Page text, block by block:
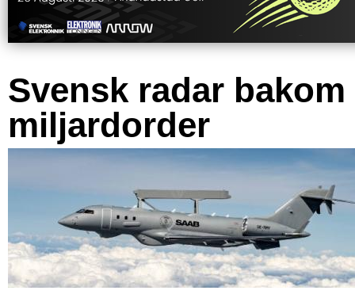
Svensk radar bakom
miljardorder